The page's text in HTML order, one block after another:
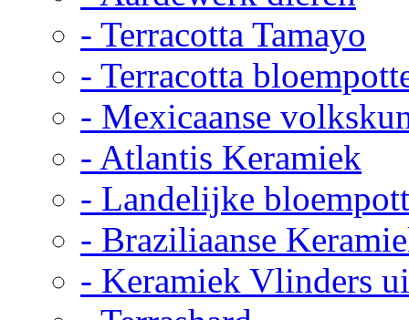
- Terracotta Tamayo
- Terracotta
- Mexicaanse
- Atlantis Keramiek
- Landelijke
- Braziliaanse
- Keramiek Vlinders